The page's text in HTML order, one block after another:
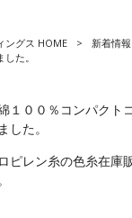
ングス HOME > 新着情報
た。
１００％コンパクト
した。
ピレン糸の色糸在庫